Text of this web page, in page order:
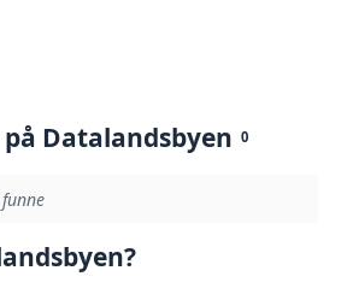
Datalandsbyen 0